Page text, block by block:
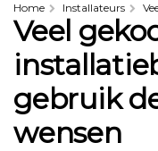
Home Installateurs
Veel
gebruik
wensen